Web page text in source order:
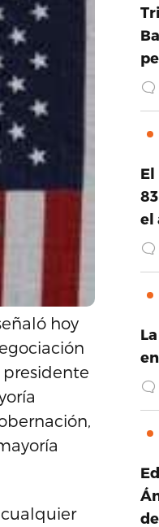
hoy
presidente
cualquier
El
el